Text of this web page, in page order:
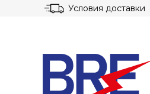
Условия доставки